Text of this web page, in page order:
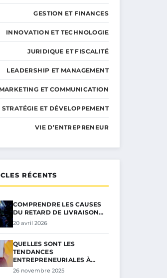
GESTION ET FINANCES
INNOVATION ET TECHNOLOGIE
JURIDIQUE ET FISCALITÉ
LEADERSHIP ET MANAGEMENT
MARKETING ET COMMUNICATION
STRATÉGIE ET DÉVELOPPEMENT
VIE D’ENTREPRENEUR
RÉCENTS
COMPRENDRE LES CAUSES
DU RETARD DE LIVRAISON…
20 avril 2026
QUELLES SONT LES
TENDANCES
ENTREPRENEURIALES À
SUIVRE…
26 novembre 2025